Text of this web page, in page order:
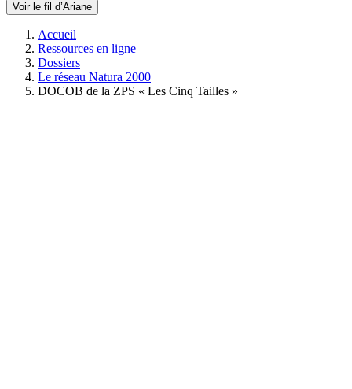
Voir le fil d’Ariane
Accueil
Ressources en ligne
Dossiers
Le réseau Natura 2000
DOCOB de la ZPS « Les Cinq Tailles »